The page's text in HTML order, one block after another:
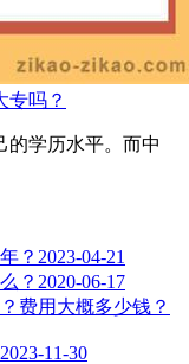
专吗？
的学历水平。而中
？ 2023-04-21
？ 2020-06-17
费用大概多少钱？
2023-11-30